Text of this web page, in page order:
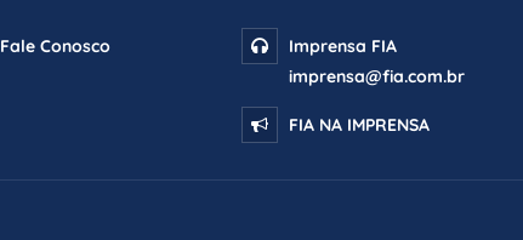
Fale Conosco
Imprensa FIA
imprensa@fia.com.br
FIA NA IMPRENSA